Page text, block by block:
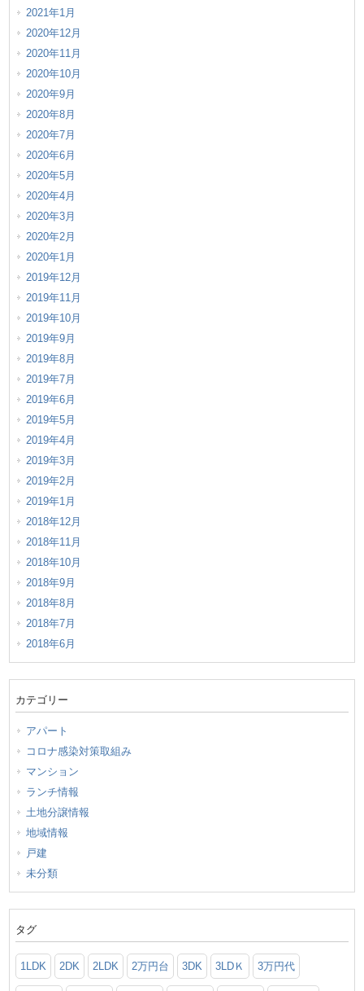
2021年1月
2020年12月
2020年11月
2020年10月
2020年9月
2020年8月
2020年7月
2020年6月
2020年5月
2020年4月
2020年3月
2020年2月
2020年1月
2019年12月
2019年11月
2019年10月
2019年9月
2019年8月
2019年7月
2019年6月
2019年5月
2019年4月
2019年3月
2019年2月
2019年1月
2018年12月
2018年11月
2018年10月
2018年9月
2018年8月
2018年7月
2018年6月
カテゴリー
アパート
コロナ感染対策取組み
マンション
ランチ情報
土地分譲情報
地域情報
戸建
未分類
タグ
1LDK 2DK 2LDK 2万円台 3DK 3LDＫ 3万円代